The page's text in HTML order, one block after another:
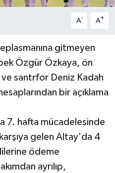
A- A+
gitmeyen
Özgür Özkaya, ön
santrfor Deniz Kadah
bir açıklama
7. hafta mücadelesinde
gelen Altay'da 4
ödeme
ayrılıp,